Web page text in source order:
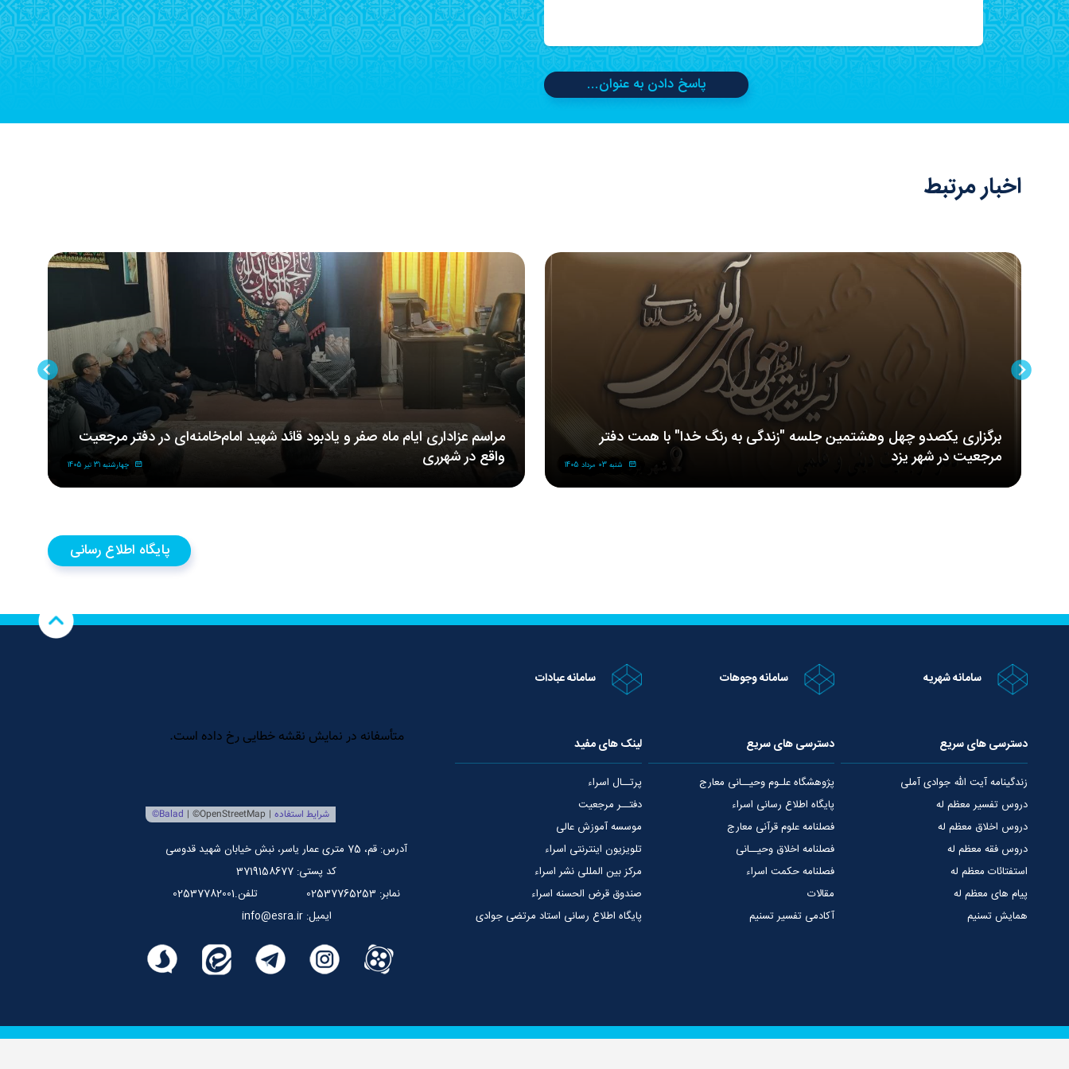
پاسخ دادن به عنوان...
اخبار مرتبط
برگزاری یکصدو چهل وهشتمین جلسه "زندگی به رنگ خدا" با همت دفتر
مرجعیت در شهر یزد
شنبه 03 مرداد 1405
مراسم‌ عزاداری‌ ایام ماه صفر و یادبود قائد شهید امام‌خامنه‌ای در دفتر مرجعیت
واقع در شهرری
چهارشنبه 31 تیر 1405
پایگاه اطلاع رسانی
سامانه شهریه سامانه وجوهات سامانه عبادات
دسترسی های سریع
زندگینامه آیت الله جوادی آملی
دروس تفسیر معظم له
دروس اخلاق معظم له
دروس فقه معظم له
استفتائات معظم له
پیام های معظم له
همایش تسنیم
دسترسی های سریع
پژوهشگاه علـوم وحیــانی معارج
پایگاه اطلاع رسانی اسراء
فصلنامه علوم قرآنی معارج
فصلنامه اخلاق وحیــانی
فصلنامه حکمت اسراء
مقالات
آکادمی تفسیر تسنیم
لینک های مفید
پرتــال اسراء
دفتــر مرجعیت
موسسه آموزش عالی
تلویزیون اینترنتی اسراء
مرکز بین المللی نشر اسراء
صندوق قرض الحسنه اسراء
پایگاه اطلاع رسانی استاد مرتضی جوادی
آدرس: قم، 75 متری عمار یاسر، نبش خیابان شهید قدوسی
کد پستی: 3719158677
نمابر: 02537765253
تلفن.02537782001
ایمیل: info@esra.ir